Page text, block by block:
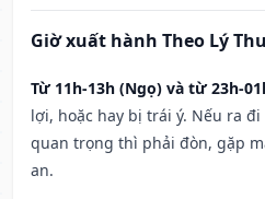
Giờ xuất hành Theo Lý
Từ 11h-13h (Ngọ) và từ 23h-
lợi, hoặc hay bị trái ý. Nếu ra
quan trọng thì phải đòn, gặp
an.